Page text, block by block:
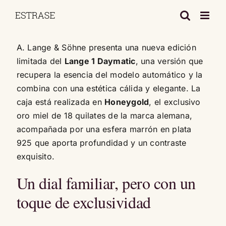
A. Lange & Söhne presenta una nueva edición
limitada del Lange 1 Daymatic, una versión que
recupera la esencia del modelo automático y la
combina con una estética cálida y elegante. La
caja está realizada en Honeygold, el exclusivo
oro miel de 18 quilates de la marca alemana,
acompañada por una esfera marrón en plata
925 que aporta profundidad y un contraste
exquisito.
Un dial familiar, pero con un
toque de exclusividad